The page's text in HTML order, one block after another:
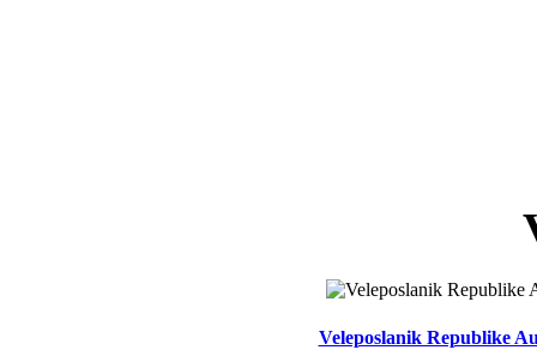
Veleposlanik Republike